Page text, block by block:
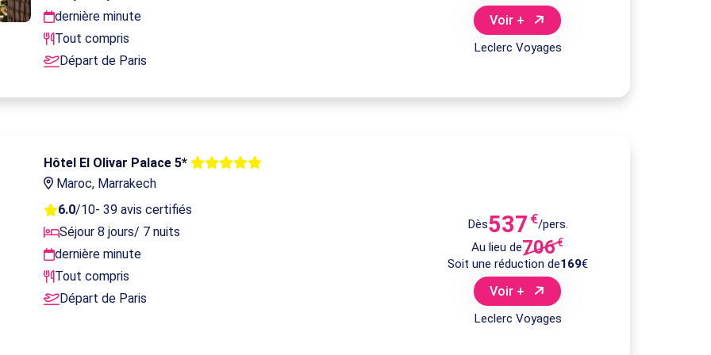
dernière minute
Tout compris
Départ de Paris
Voir +
Leclerc Voyages
Hôtel El Olivar Palace 5*
Maroc, Marrakech
6.0/10- 39 avis certifiés
Séjour 8 jours/ 7 nuits
dernière minute
Tout compris
Départ de Paris
Dès537 €/pers.
Au lieu de706€
Soit une réduction de169€
Voir +
Leclerc Voyages